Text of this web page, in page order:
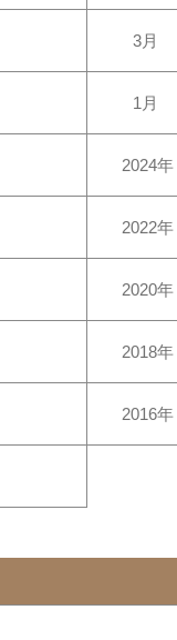
3月
1月
2024年
2022年
2020年
2018年
2016年